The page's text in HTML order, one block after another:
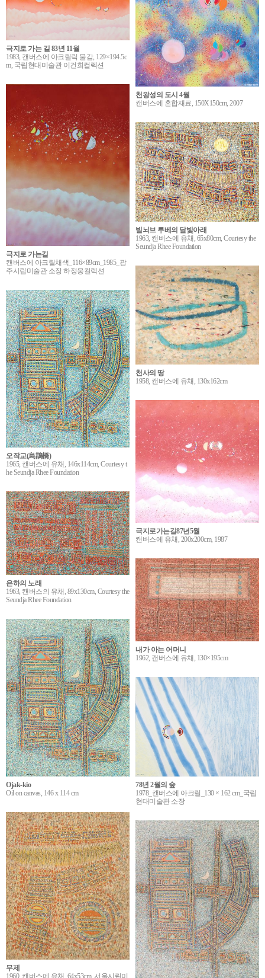
극지로 가는 길 83년 11월
1983, 캔버스에 아크릴릭 물감, 129×194.5c
m, 국립현대미술관 이건희컬렉션
천왕성의 도시 4월
캔버스에 혼합재료, 150X150cm, 2007
극지로 가는길
캔버스에 아크릴채색_116×89cm_1985_광
주시립미술관 소장 하정웅컬렉션
빌뇌브 루베의 달빛아래
1963, 캔버스에 유채, 65x80cm, Courtesy the
Seundja Rhee Foundation
천사의 땅
1958, 캔버스에 유채, 130x162cm
오작교(烏鵲橋)
1965, 캔버스에 유채, 146x114cm, Courtesy t
he Seundja Rhee Foundation
극지로가는길87년5월
캔버스에 유채, 200x200cm, 1987
은하의 노래
1963, 캔버스의 유채, 89x130cm, Courtesy the
Seundja Rhee Foundation
내가 아는 어머니
1962, 캔버스에 유채, 130×195cm
Ojak-kio
Oil on canvas, 146 x 114 cm
78년 2월의 숲
1978_캔버스에 아크릴_130 × 162 cm_국립
현대미술관 소장
무제
1960, 캔버스에 유채, 64x53cm, 서울시립미